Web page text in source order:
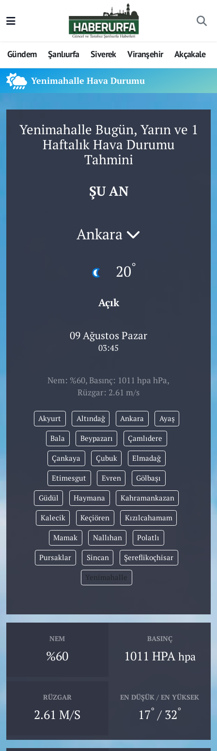
Gündem Şanlıurfa Siverek Viranşehir Akçakale
Yenimahalle Hava Durumu
Yenimahalle Bugün, Yarın ve 1
Haftalık Hava Durumu
Tahmini
ŞU AN
Ankara
20°
Açık
09 Ağustos Pazar
03:45
Nem: %60, Basınç: 1011 hpa hPa,
Rüzgar: 2.61 m/s
Akyurt Altındağ Ankara Ayaş
Bala Beypazarı Çamlıdere
Çankaya Çubuk Elmadağ
Etimesgut Evren Gölbaşı
Güdül Haymana Kahramankazan
Kalecik Keçiören Kızılcahamam
Mamak Nallıhan Polatlı
Pursaklar Sincan Şereflikoçhisar
Yenimahalle
NEM
%60
BASINÇ
1011 HPA hpa
RÜZGAR
2.61 M/S
EN DÜŞÜK / EN YÜKSEK
17° / 32°